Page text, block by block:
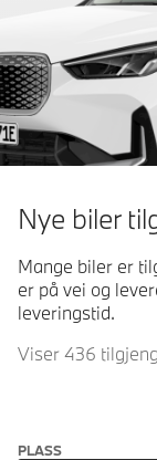
Nye biler
Mange biler er
er på vei og
leveringstid.
Viser 436
PLASS